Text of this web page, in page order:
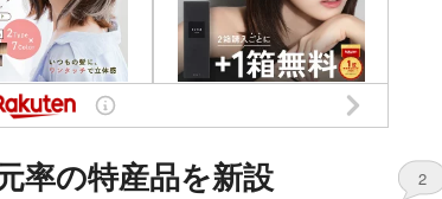
率の特産品を新設 2